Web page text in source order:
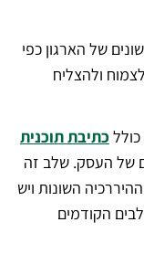
של הארגון כפי
ולהצליח
כתיבת תוכנית
של העסק. שלב זה
השונות ויש
הקודמים